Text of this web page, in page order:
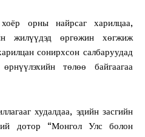
орны найрсаг харилцаа,
жилүүдэд өргөжин хөгжиж
сонирхсон салбаруудад
төлөө байгаагаа
худалдаа, эдийн засгийн
дотор “Монгол Улс болон